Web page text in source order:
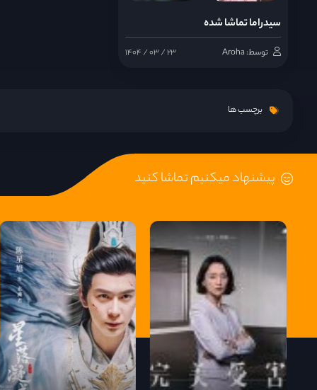
قسمت 14
قسمت 18
قسمت 19
قسمت 20
سیدراما تماشا شده
توسط: Aroha ۱۴۰۴ / ۰۳ / ۲۳
برچسب ها
پیشنهاد میکنیم تماشا کنید